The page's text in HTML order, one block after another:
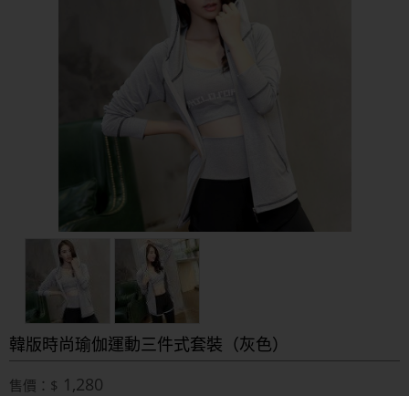
韓版時尚瑜伽運動三件式套裝（灰色）
售價：$ 1,280